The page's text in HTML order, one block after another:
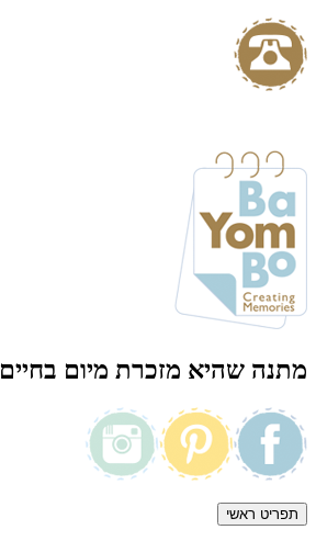
מתנה שהיא מזכרת מיום בחיים
תפריט ראשי